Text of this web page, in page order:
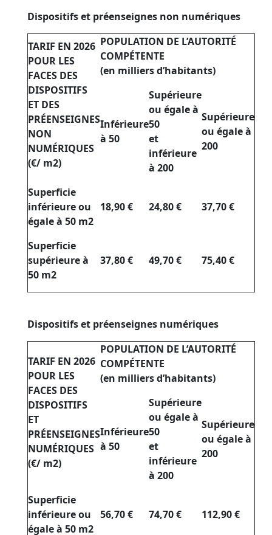
Dispositifs et préenseignes non numériques
TARIF EN 2026
POUR LES
FACES DES
DISPOSITIFS
ET DES
PRÉENSEIGNES
NON
NUMÉRIQUES
(€/ m2)
POPULATION DE L’AUTORITÉ
COMPÉTENTE
(en milliers d’habitants)
Inférieure
à 50
Supérieure
ou égale à
50
et
inférieure
à 200
Supérieure
ou égale à
200
Superficie
inférieure ou
égale à 50 m2
18,90 € 24,80 € 37,70 €
Superficie
supérieure à
50 m2
37,80 € 49,70 € 75,40 €
Dispositifs et préenseignes numériques
TARIF EN 2026
POUR LES
FACES DES
DISPOSITIFS
ET
PRÉENSEIGNES
NUMÉRIQUES
(€/ m2)
POPULATION DE L’AUTORITÉ
COMPÉTENTE
(en milliers d’habitants)
Inférieure
à 50
Supérieure
ou égale à
50
et
inférieure
à 200
Supérieure
ou égale à
200
Superficie
inférieure ou
égale à 50 m2
56,70 € 74,70 € 112,90 €